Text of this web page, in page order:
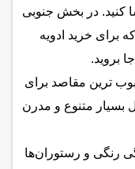
کنید. در بخش جنوبی
که برای خرید ادویه
بروید.
ترین مقاصد برای
بسیار متنوع و مدرن
رنگی و رستوران‌ها